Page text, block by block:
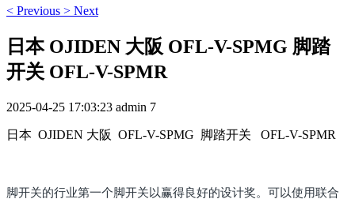
< Previous > Next
日本 OJIDEN 大阪 OFL-V-SPMG 脚踏
开关 OFL-V-SPMR
2025-04-25 17:03:23 admin 7
日本 OJIDEN 大阪 OFL-V-SPMG 脚踏开关 OFL-V-SPMR
脚开关的行业第一个脚开关以赢得良好的设计奖。可以使用联合